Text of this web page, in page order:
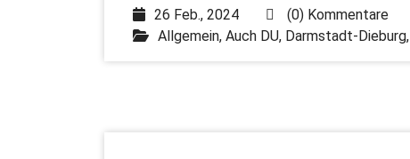
26 Feb., 2024 (0) Kommentare
Allgemein, Auch DU, Darmstadt-Dieburg,